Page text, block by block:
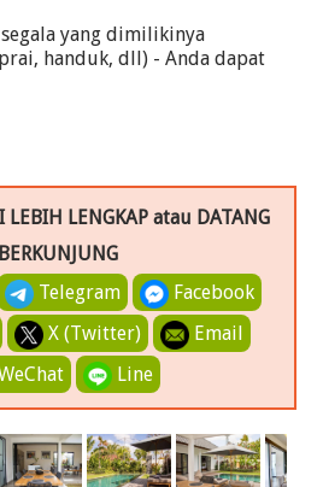
yang dimilikinya
handuk, dll) - Anda dapat
LENGKAP atau DATANG
BERKUNJUNG
Telegram
Facebook
X (Twitter)
Email
Line